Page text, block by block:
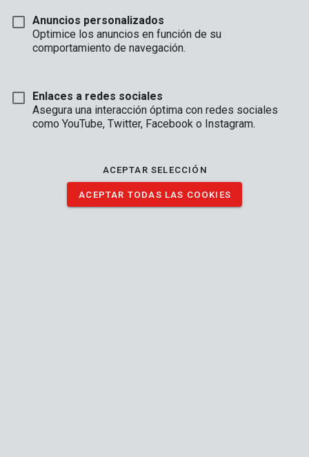
Ingletadora corte 20V Ø 210 mm - excl.Batería y cargador - 1
ACC.
Anuncios personalizados
Optimice los anuncios en función de su
comportamiento de navegación.
Enlaces a redes sociales
Asegura una interacción óptima con redes sociales
como YouTube, Twitter, Facebook o Instagram.
ACEPTAR SELECCIÓN
ACEPTAR TODAS LAS COOKIES